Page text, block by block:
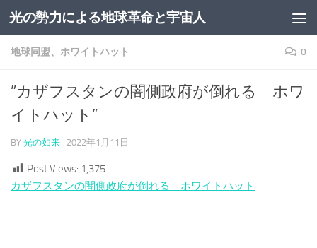
コンテンツへスキップ
光の勢力による地球革命と宇宙人
地球同盟、ホワイトハット 0
”カザフスタンの闇側政府が倒れる ホワ
イトハット”
BY 光の如来 · 2022年1月11日
Post Views: 1,375
カザフスタンの闇側政府が倒れる ホワイトハット